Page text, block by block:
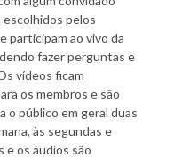
escolhidos pelos
participam ao vivo da
fazer perguntas e
vídeos ficam
os membros e são
o público em geral duas
às segundas e
e os áudios são